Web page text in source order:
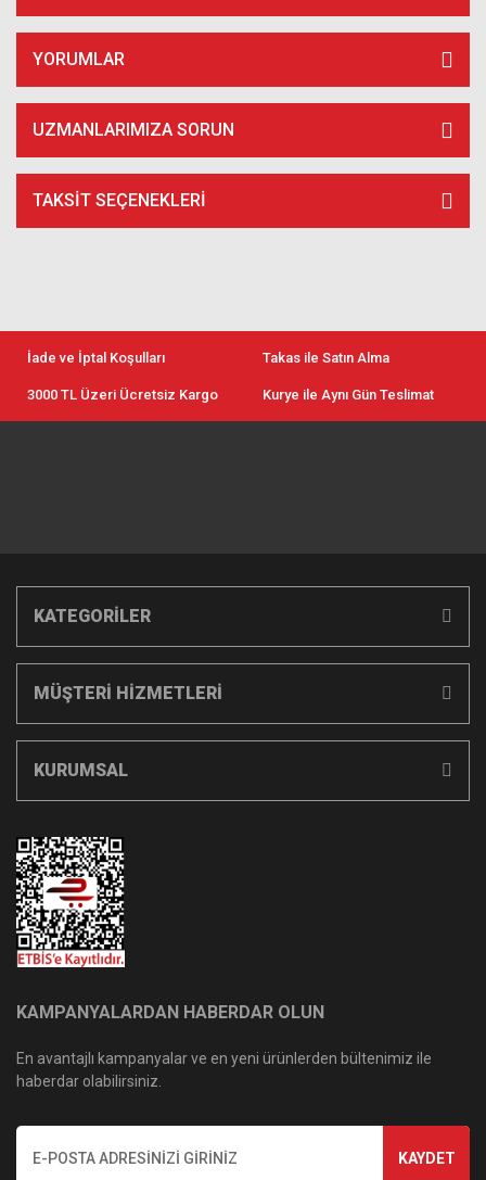
YORUMLAR
UZMANLARIMIZA SORUN
TAKSIT SEÇENEKLERI
İade ve İptal Koşulları Takas ile Satın Alma
3000 TL Üzeri Ücretsiz Kargo Kurye ile Aynı Gün Teslimat
KATEGORİLER
MÜŞTERİ HİZMETLERİ
KURUMSAL
KAMPANYALARDAN HABERDAR OLUN
En avantajlı kampanyalar ve en yeni ürünlerden bültenimiz ile
haberdar olabilirsiniz.
KAYDET